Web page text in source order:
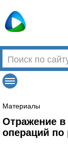
Материалы
Отражение в
операций по